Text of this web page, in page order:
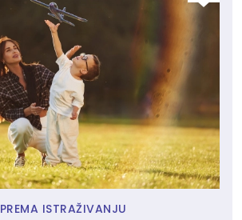
PREMA ISTRAŽIVANJU